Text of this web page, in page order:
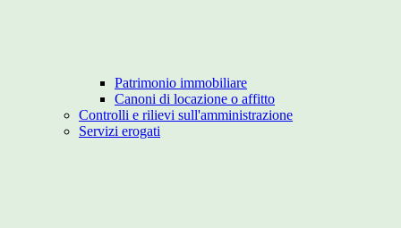
Patrimonio immobiliare
Canoni di locazione o affitto
Controlli e rilievi sull'amministrazione
Servizi erogati